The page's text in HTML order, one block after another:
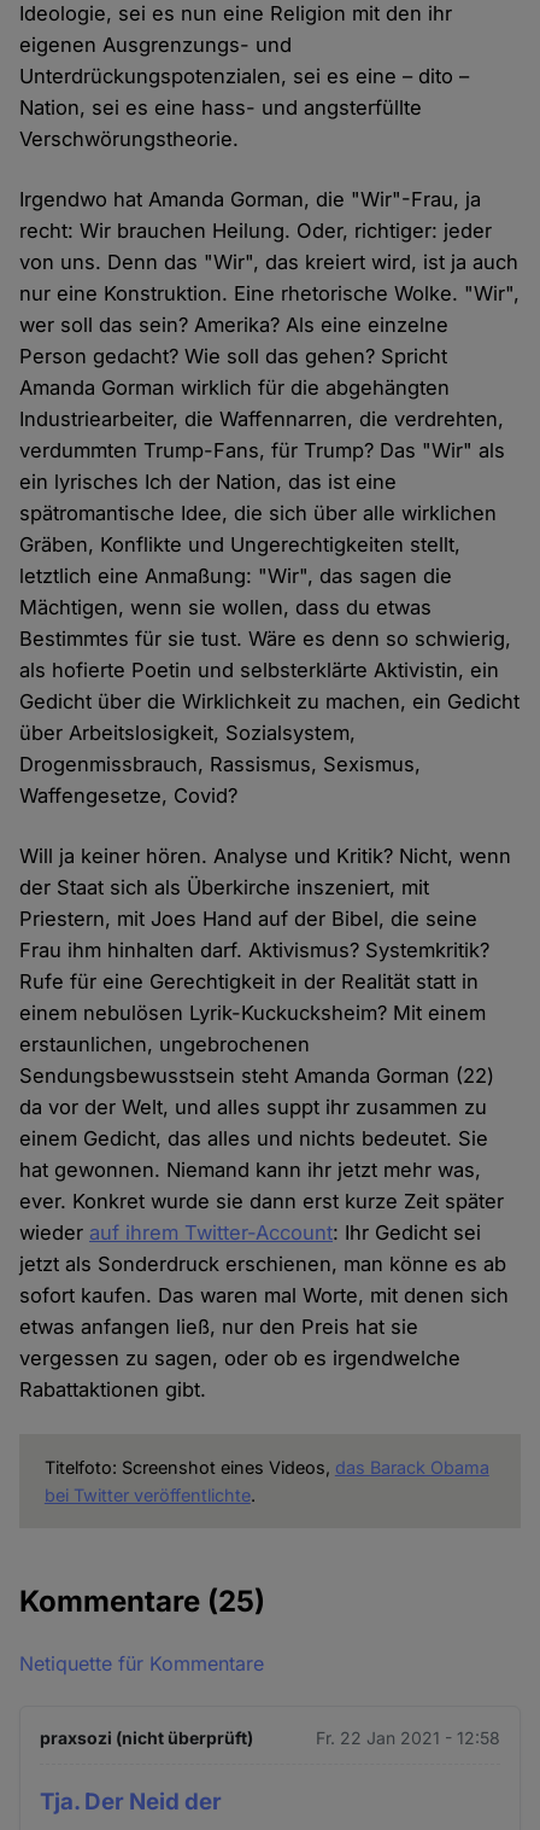
Ideologie, sei es nun eine Religion mit den ihr
eigenen Ausgrenzungs- und
Unterdrückungspotenzialen, sei es eine – dito –
Nation, sei es eine hass- und angsterfüllte
Verschwörungstheorie.
Irgendwo hat Amanda Gorman, die "Wir"-Frau, ja
recht: Wir brauchen Heilung. Oder, richtiger: jeder
von uns. Denn das "Wir", das kreiert wird, ist ja auch
nur eine Konstruktion. Eine rhetorische Wolke. "Wir",
wer soll das sein? Amerika? Als eine einzelne
Person gedacht? Wie soll das gehen? Spricht
Amanda Gorman wirklich für die abgehängten
Industriearbeiter, die Waffennarren, die verdrehten,
verdummten Trump-Fans, für Trump? Das "Wir" als
ein lyrisches Ich der Nation, das ist eine
spätromantische Idee, die sich über alle wirklichen
Gräben, Konflikte und Ungerechtigkeiten stellt,
letztlich eine Anmaßung: "Wir", das sagen die
Mächtigen, wenn sie wollen, dass du etwas
Bestimmtes für sie tust. Wäre es denn so schwierig,
als hofierte Poetin und selbsterklärte Aktivistin, ein
Gedicht über die Wirklichkeit zu machen, ein Gedicht
über Arbeitslosigkeit, Sozialsystem,
Drogenmissbrauch, Rassismus, Sexismus,
Waffengesetze, Covid?
Will ja keiner hören. Analyse und Kritik? Nicht, wenn
der Staat sich als Überkirche inszeniert, mit
Priestern, mit Joes Hand auf der Bibel, die seine
Frau ihm hinhalten darf. Aktivismus? Systemkritik?
Rufe für eine Gerechtigkeit in der Realität statt in
einem nebulösen Lyrik-Kuckucksheim? Mit einem
erstaunlichen, ungebrochenen
Sendungsbewusstsein steht Amanda Gorman (22)
da vor der Welt, und alles suppt ihr zusammen zu
einem Gedicht, das alles und nichts bedeutet. Sie
hat gewonnen. Niemand kann ihr jetzt mehr was,
ever. Konkret wurde sie dann erst kurze Zeit später
wieder auf ihrem Twitter-Account: Ihr Gedicht sei
jetzt als Sonderdruck erschienen, man könne es ab
sofort kaufen. Das waren mal Worte, mit denen sich
etwas anfangen ließ, nur den Preis hat sie
vergessen zu sagen, oder ob es irgendwelche
Rabattaktionen gibt.
Titelfoto: Screenshot eines Videos, das Barack Obama
bei Twitter veröffentlichte.
Kommentare (25)
Netiquette für Kommentare
praxsozi (nicht überprüft) Fr. 22 Jan 2021 - 12:58
Tja. Der Neid der